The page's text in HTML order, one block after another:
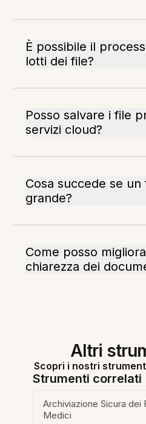
È possibile il
lotti dei file?
Posso salvare i file
servizi cloud?
Cosa succede se
grande?
Come posso
chiarezza dei
Altri
Scopri i nostri
Strumenti correlati
Archiviazione Sicura dei
Medici